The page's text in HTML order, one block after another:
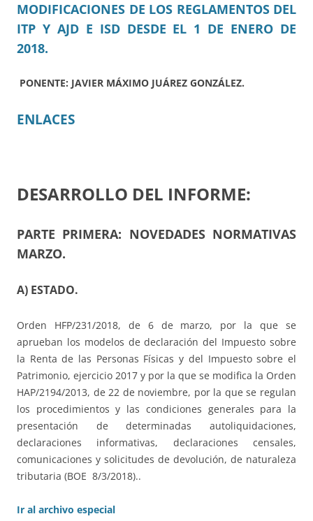
MODIFICACIONES DE LOS REGLAMENTOS DEL
ITP Y AJD E ISD DESDE EL 1 DE ENERO DE
2018.
PONENTE: JAVIER MÁXIMO JUÁREZ GONZÁLEZ.
ENLACES
DESARROLLO DEL INFORME:
PARTE PRIMERA: NOVEDADES NORMATIVAS
MARZO.
A) ESTADO.
Orden HFP/231/2018, de 6 de marzo, por la que se
aprueban los modelos de declaración del Impuesto sobre
la Renta de las Personas Físicas y del Impuesto sobre el
Patrimonio, ejercicio 2017 y por la que se modifica la Orden
HAP/2194/2013, de 22 de noviembre, por la que se regulan
los procedimientos y las condiciones generales para la
presentación de determinadas autoliquidaciones,
declaraciones informativas, declaraciones censales,
comunicaciones y solicitudes de devolución, de naturaleza
tributaria (BOE 8/3/2018)..
Ir al archivo especial